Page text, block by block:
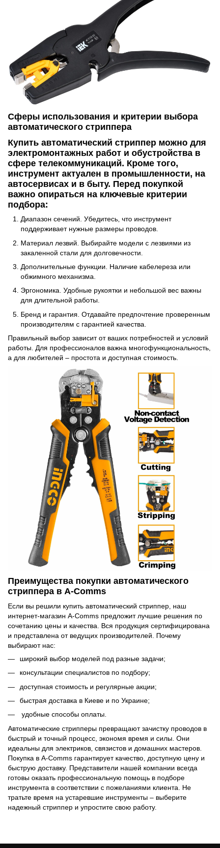
Сферы использования и критерии выбора
автоматического стриппера
Купить автоматический стриппер можно для
электромонтажных работ и обустройства в
сфере телекоммуникаций. Кроме того,
инструмент актуален в промышленности, на
автосервисах и в быту. Перед покупкой
важно опираться на ключевые критерии
подбора:
Диапазон сечений. Убедитесь, что инструмент
поддерживает нужные размеры проводов.
Материал лезвий. Выбирайте модели с лезвиями из
закаленной стали для долговечности.
Дополнительные функции. Наличие кабелереза или
обжимного механизма.
Эргономика. Удобные рукоятки и небольшой вес важны
для длительной работы.
Бренд и гарантия. Отдавайте предпочтение проверенным
производителям с гарантией качества.
Правильный выбор зависит от ваших потребностей и условий
работы. Для профессионалов важна многофункциональность,
а для любителей – простота и доступная стоимость.
Преимущества покупки автоматического
стриппера в A-Comms
Если вы решили купить автоматический стриппер, наш
интернет-магазин A-Comms предложит лучшие решения по
сочетанию цены и качества. Вся продукция сертифицирована
и представлена от ведущих производителей. Почему
выбирают нас:
широкий выбор моделей под разные задачи;
консультации специалистов по подбору;
доступная стоимость и регулярные акции;
быстрая доставка в Киеве и по Украине;
удобные способы оплаты.
Автоматические стрипперы превращают зачистку проводов в
быстрый и точный процесс, экономя время и силы. Они
идеальны для электриков, связистов и домашних мастеров.
Покупка в A-Comms гарантирует качество, доступную цену и
быструю доставку. Представители нашей компании всегда
готовы оказать профессиональную помощь в подборе
инструмента в соответствии с пожеланиями клиента. Не
тратьте время на устаревшие инструменты – выберите
надежный стриппер и упростите свою работу.